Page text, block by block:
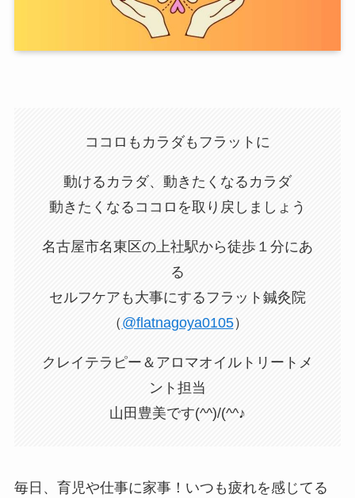
ココロもカラダもフラットに
動けるカラダ、動きたくなるカラダ
動きたくなるココロを取り戻しましょう
名古屋市名東区の上社駅から徒歩１分にあ
る
セルフケアも大事にするフラット鍼灸院
（ @flatnagoya0105）
クレイテラピー＆アロマオイルトリートメ
ント担当
山田豊美です(^^)/(^^♪
毎日、育児や仕事に家事！いつも疲れを感じてる